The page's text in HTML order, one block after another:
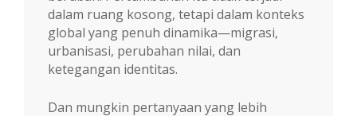
dalam ruang kosong, tetapi dalam konteks
global yang penuh dinamika—migrasi,
urbanisasi, perubahan nilai, dan
ketegangan identitas.
Dan mungkin pertanyaan yang lebih